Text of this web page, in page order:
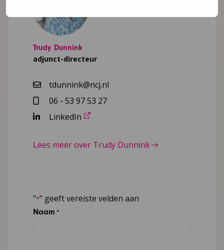
Trudy Dunnink
adjunct-directeur
tdunnink@ncj.nl
06 - 53 97 53 27
LinkedIn
Lees meer over Trudy Dunnink
"*" geeft vereiste velden aan
Naam *